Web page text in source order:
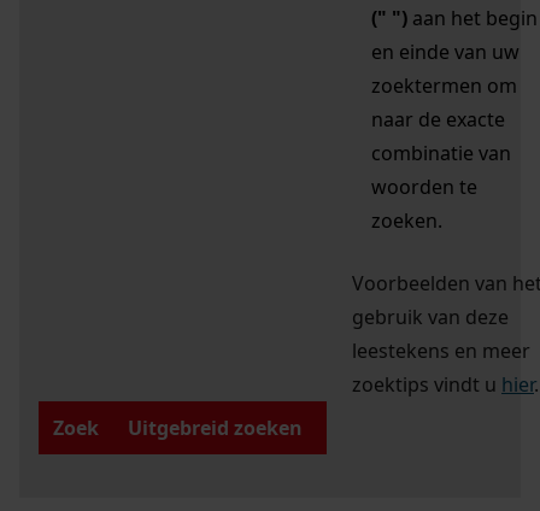
(" ") aan het begin
en einde van uw
zoektermen om
naar de exacte
combinatie van
woorden te
zoeken.
Voorbeelden van
gebruik van deze
leestekens en meer
zoektips vindt u hier.
Zoek
Uitgebreid zoeken